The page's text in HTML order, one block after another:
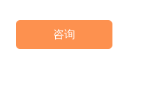
咨询